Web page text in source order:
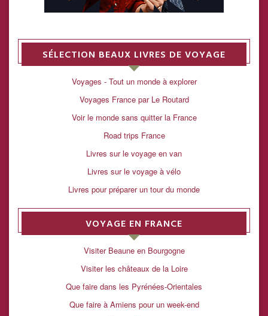
SÉLECTION BEAUX LIVRES DE VOYAGE
Voyages - Tout un monde à explorer
Voyages France par Le Routard
Voir le monde sans quitter la France
Road trips France
Livres sur le voyage en van
Livres sur le voyage à vélo
Livres pour préparer un tour du monde
VOYAGE EN FRANCE
Visiter Beaune en Bourgogne
Visiter les châteaux de la Loire
Que faire dans les Pyrénées-Orientales
Que faire à Amiens pour un week-end